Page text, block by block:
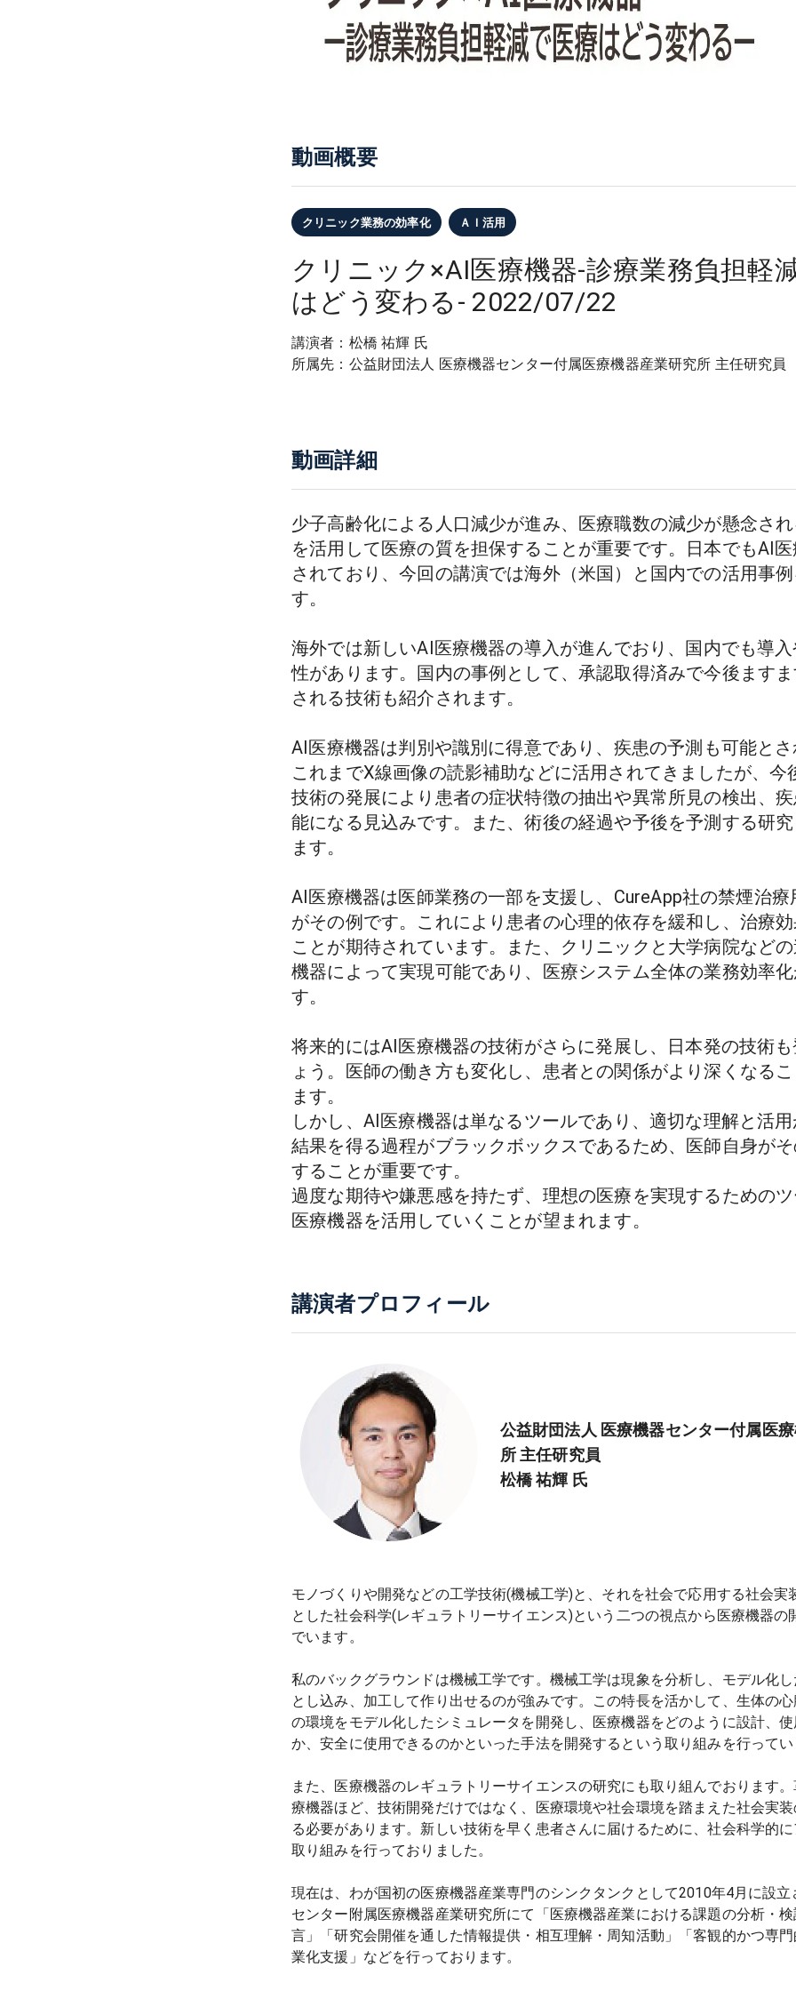
動画概要
クリニック業務の効率化 ＡＩ活用
クリニック×AI医療機器-診療業務負担軽
はどう変わる- 2022/07/22
講演者： 松橋 祐輝 氏
所属先： 公益財団法人 医療機器センター付属医療機器産業研究所 主任研究員
動画詳細
少子高齢化による人口減少が進み、医療職数の減少が懸念さ
を活用して医療の質を担保することが重要です。日本でもAI
されており、今回の講演では海外（米国）と国内での活用事
す。
海外では新しいAI医療機器の導入が進んでおり、国内でも導
性があります。国内の事例として、承認取得済みで今後ます
される技術も紹介されます。
AI医療機器は判別や識別に得意であり、疾患の予測も可能と
これまでX線画像の読影補助などに活用されてきましたが、今
技術の発展により患者の症状特徴の抽出や異常所見の検出、
能になる見込みです。また、術後の経過や予後を予測する研
ます。
AI医療機器は医師業務の一部を支援し、CureApp社の禁煙治
がその例です。これにより患者の心理的依存を緩和し、治療
ことが期待されています。また、クリニックと大学病院など
機器によって実現可能であり、医療システム全体の業務効率
す。
将来的にはAI医療機器の技術がさらに発展し、日本発の技術
ょう。医師の働き方も変化し、患者との関係がより深くなる
ます。
しかし、AI医療機器は単なるツールであり、適切な理解と活
結果を得る過程がブラックボックスであるため、医師自身が
することが重要です。
過度な期待や嫌悪感を持たず、理想の医療を実現するための
医療機器を活用していくことが望まれます。
講演者プロフィール
公益財団法人 医療機器センター付属医
所 主任研究員
松橋 祐輝 氏
モノづくりや開発などの工学技術(機械工学)と、それを社会で応用する社会実
とした社会科学(レギュラトリーサイエンス)という二つの視点から医療機器の
でいます。
私のバックグラウンドは機械工学です。機械工学は現象を分析し、モデル化
とし込み、加工して作り出せるのが強みです。この特長を活かして、生体の
の環境をモデル化したシミュレータを開発し、医療機器をどのように設計、
か、安全に使用できるのかといった手法を開発するという取り組みを行って
また、医療機器のレギュラトリーサイエンスの研究にも取り組んでおります
療機器ほど、技術開発だけではなく、医療環境や社会環境を踏まえた社会実
る必要があります。新しい技術を早く患者さんに届けるために、社会科学的
取り組みを行っておりました。
現在は、わが国初の医療機器産業専門のシンクタンクとして2010年4月に設
センター附属医療機器産業研究所にて「医療機器産業における課題の分析・
言」「研究会開催を通した情報提供・相互理解・周知活動」「客観的かつ専
業化支援」などを行っております。